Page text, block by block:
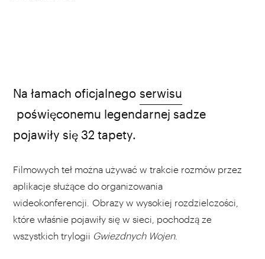
Na łamach oficjalnego serwisu
poświęconemu legendarnej sadze
pojawiły się 32 tapety.
Filmowych teł można używać w trakcie rozmów przez
aplikacje służące do organizowania
wideokonferencji. Obrazy w wysokiej rozdzielczości,
które właśnie pojawiły się w sieci, pochodzą ze
wszystkich trylogii Gwiezdnych Wojen.